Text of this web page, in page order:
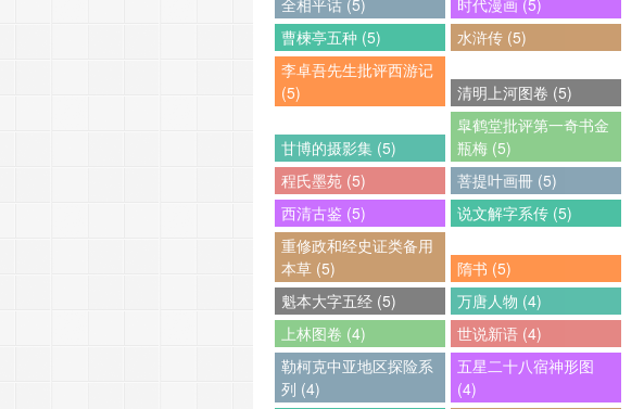
全相平话 (5)
时代漫画 (5)
曹楝亭五种 (5)
水浒传 (5)
李卓吾先生批评西游记
(5)
清明上河图卷 (5)
甘博的摄影集 (5)
皐鹤堂批评第一奇书金
瓶梅 (5)
程氏墨苑 (5)
菩提叶画冊 (5)
西清古鉴 (5)
说文解字系传 (5)
重修政和经史证类备用
本草 (5)
隋书 (5)
魁本大字五经 (5)
万唐人物 (4)
上林图卷 (4)
世说新语 (4)
勒柯克中亚地区探险系
列 (4)
五星二十八宿神形图
(4)